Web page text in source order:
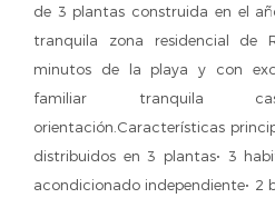
de 3 plantas construida en el
tranquila zona residencial de
minutos de la playa y con
familiar tranquila
orientación.Características
distribuidos en 3 plantas• 3
acondicionado independiente• 2